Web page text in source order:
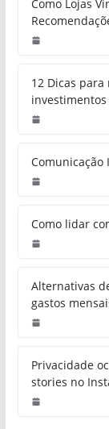
Como Lojas
12 Dicas
investimentos
Como lidar
Alternativas
gastos
Privacidade
stories no